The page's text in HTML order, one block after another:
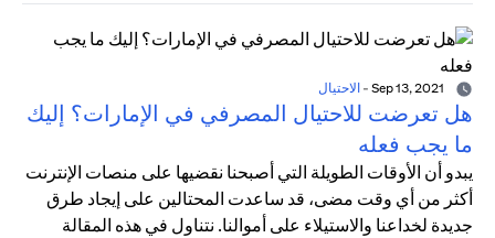
- الاحتيال
هل تعرضت للاحتيال المصرفي في الإمارات؟ إليك
ما يجب فعله
يبدو أن الأوقات الطويلة التي أصبحنا نقضيها على منصات الإنترنت
أكثر من أي وقت مضى، قد ساعدت المحتالين على إيجاد طرق
جديدة لخداعنا والاستيلاء على أموالنا. نتناول في هذه المقالة